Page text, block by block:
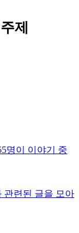
제
명이 이야기 중
관련된 글을 모아